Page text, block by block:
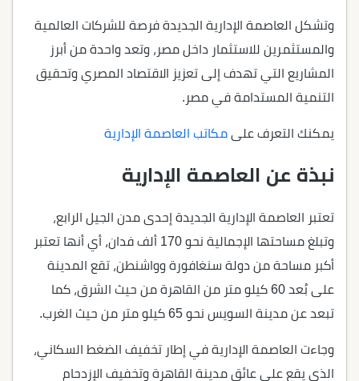
وتشكل العاصمة الإدارية الجديدة فرصة للشركات العالمية
والمستثمرين للاستثمار داخل مصر، وتعد واحدة من أبرز
المشاريع التي تهدف إلى تعزيز الاقتصاد المصري وتحقيق
التنمية المستدامة في مصر.
يمكنك التعرف على مكاتب العاصمة الإدارية
نبذة عن العاصمة الإدارية
تعتبر العاصمة الإدارية الجديدة إحدى مدن الجيل الرابع،
وتبلغ مساحتها الإجمالية نحو 170 ألف فدان، أي أنها تعتبر
أكبر مساحة من دولة سنغافورة وواشنطن، تقع المدينة
على بُعد 60 كيلو متر من القاهرة من حيث الشرق، كما
تبعد عن مدينة السويس نحو 65 كيلو متر من حيث الغرب.
وجاءت العاصمة الإدارية في إطار تخفيف الضغط السكاني،
الذي يقع على عائق مدينة القاهرة وتخفيف الإزدحام